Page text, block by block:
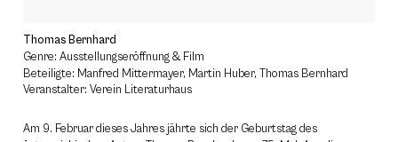
Thomas Bernhard
Genre: Ausstellungseröffnung & Film
Beteiligte: Manfred Mittermayer, Martin Huber, Thomas Bernhard
Veranstalter: Verein Literaturhaus
Am 9. Februar dieses Jahres jährte sich der Geburtstag des